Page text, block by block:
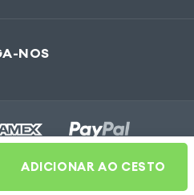
ADICIONAR AO CESTO
NOS